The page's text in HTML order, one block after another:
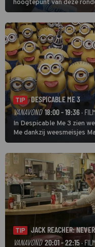
hoogtepunt van deze
finishten de vrouwen voor
buitencategorie. De
TIP
DESPICABLE ME 3
VANAVOND 18:00 - 19:36·
In Despicable Me 3 zien
Me dankzij weesmeisjes
het rechte pad maakte,
TIP
JACK REACHER:
VANAVOND 20:01 - 22:15·